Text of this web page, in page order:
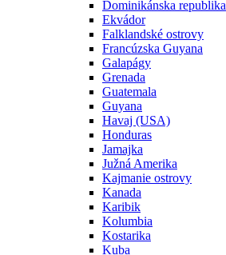
Dominikánska republika
Ekvádor
Falklandské ostrovy
Francúzska Guyana
Galapágy
Grenada
Guatemala
Guyana
Havaj (USA)
Honduras
Jamajka
Južná Amerika
Kajmanie ostrovy
Kanada
Karibik
Kolumbia
Kostarika
Kuba